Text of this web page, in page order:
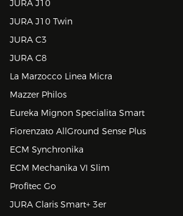
JURA J10
JURA J10 Twin
JURA C3
JURA C8
La Marzocco Linea Micra
Mazzer Philos
Eureka Mignon Specialita Smart
Fiorenzato AllGround Sense Plus
ECM Synchronika
ECM Mechanika VI Slim
Profitec Go
JURA Claris Smart+ 3er